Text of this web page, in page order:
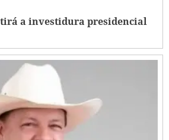
a investidura presidencial